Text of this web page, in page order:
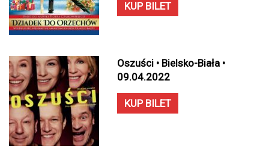
KUP BILET
Oszuści • Bielsko-Biała •
09.04.2022
KUP BILET